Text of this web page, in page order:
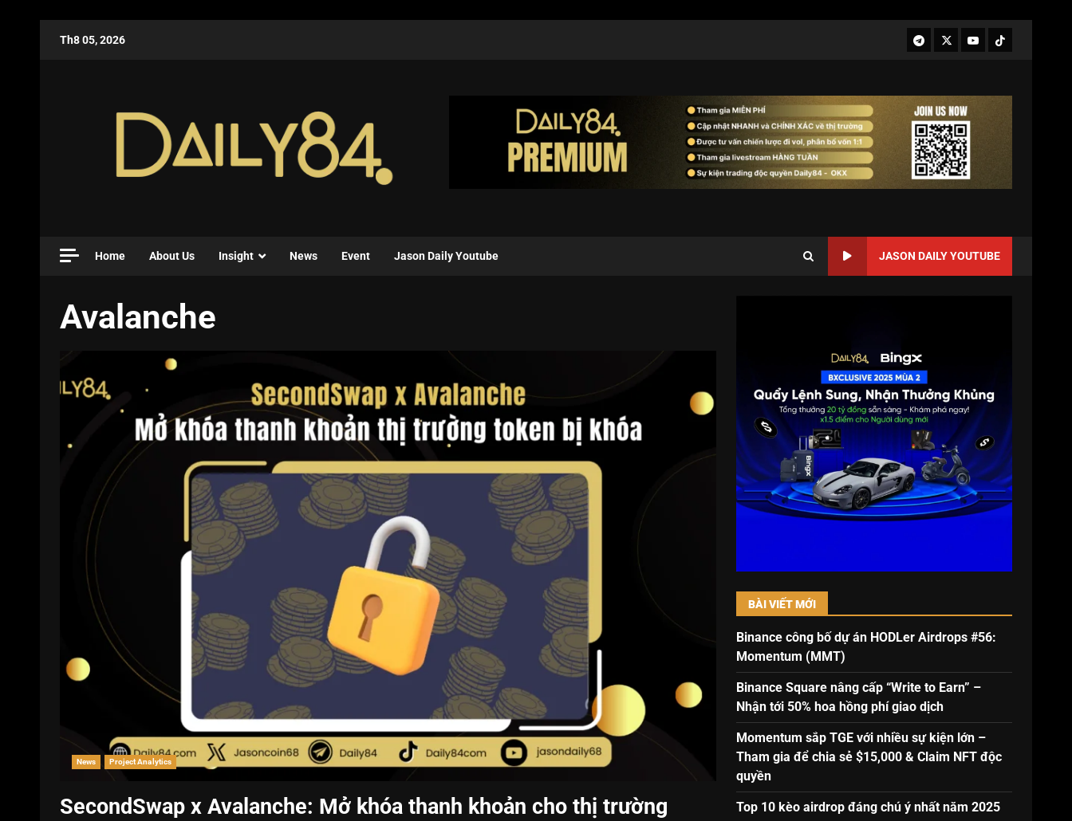
Th8 05, 2026
Home About Us Insight News Event Jason Daily Youtube JASON DAILY YOUTUBE
Avalanche
News Project Analytics
SecondSwap x Avalanche: Mở khóa thanh khoản cho thị trường
BÀI VIẾT MỚI
Binance công bố dự án HODLer Airdrops #56:
Momentum (MMT)
Binance Square nâng cấp “Write to Earn” –
Nhận tới 50% hoa hồng phí giao dịch
Momentum sắp TGE với nhiều sự kiện lớn –
Tham gia để chia sẻ $15,000 & Claim NFT độc
quyền
Top 10 kèo airdrop đáng chú ý nhất năm 2025